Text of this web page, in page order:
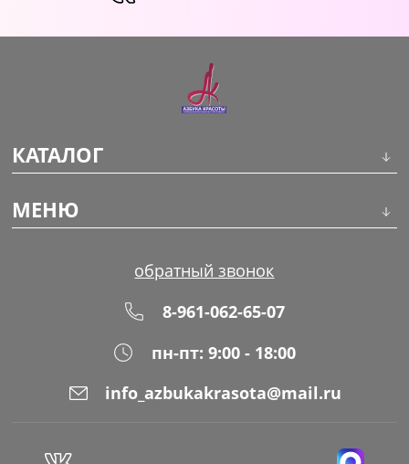
КАТАЛОГ
Макияж
МЕНЮ
Оплата
обратный звонок
8-961-062-65-07
пн-пт: 9:00 - 18:00
info_azbukakrasota@mail.ru